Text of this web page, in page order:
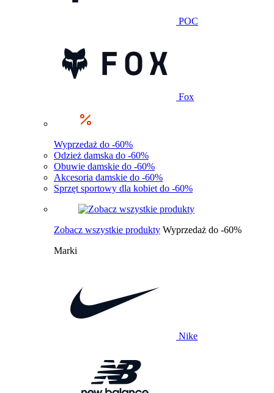
POC
Fox
Wyprzedaż do -60%
Odzież damska do -60%
Obuwie damskie do -60%
Akcesoria damskie do -60%
Sprzęt sportowy dla kobiet do -60%
Zobacz wszystkie produkty Wyprzedaż do -60%
Marki
Nike